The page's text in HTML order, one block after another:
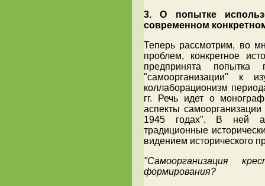
3. О попытке
современном
Теперь рассмотрим, во
проблем, конкретное
предпринята попытка
"самоорганизации" к
коллаборационизм
гг. Речь идет о
аспекты
1945 годах". В ней
традиционные
видением исторического
"Самоорганизация
формирования?